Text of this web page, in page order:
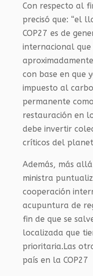
Con respecto al
precisó que: “el
COP27 es de
internacional que
con base en que
impuesto al
permanente
restauración en
debe invertir
críticos del
Además, más
ministra
cooperación
acupuntura de
fin de que se
localizada que
prioritaria.Las
país en la COP27